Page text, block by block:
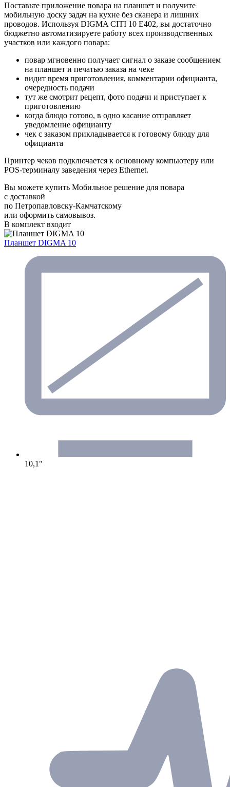
Поставьте приложение повара на планшет и получите
мобильную доску задач на кухне без сканера и лишних
проводов. Используя DIGMA CITI 10 E402, вы достаточно
бюджетно автоматизируете работу всех производственных
участков или каждого повара:
повар мгновенно получает сигнал о заказе сообщением
на планшет и печатью заказа на чеке
видит время приготовления, комментарии официанта,
очередность подачи
тут же смотрит рецепт, фото подачи и приступает к
приготовлению
когда блюдо готово, в одно касание отправляет
уведомление официанту
чек с заказом прикладывается к готовому блюду для
официанта
Принтер чеков подключается к основному компьютеру или
POS-терминалу заведения через Ethernet.
Вы можете купить Мобильное решение для повара
с доставкой
по Петропавловску-Камчатскому
или оформить самовывоз.
В комплект входит
Планшет DIGMA 10
10,1"